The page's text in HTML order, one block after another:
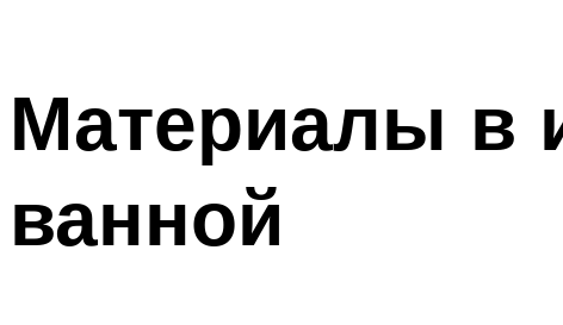
Материалы в
ванной